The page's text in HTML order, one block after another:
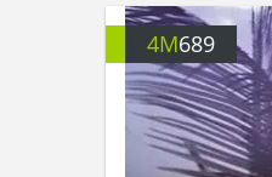
4M689